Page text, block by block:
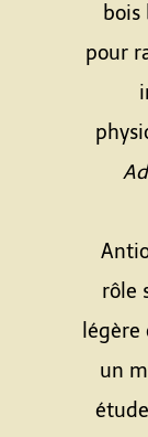
bois
pour
rôle
légère
un